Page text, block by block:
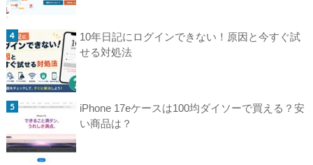
10年日記にログインできない！原因と今すぐ試
せる対処法
iPhone 17eケースは100均ダイソーで買える？安
い商品は？